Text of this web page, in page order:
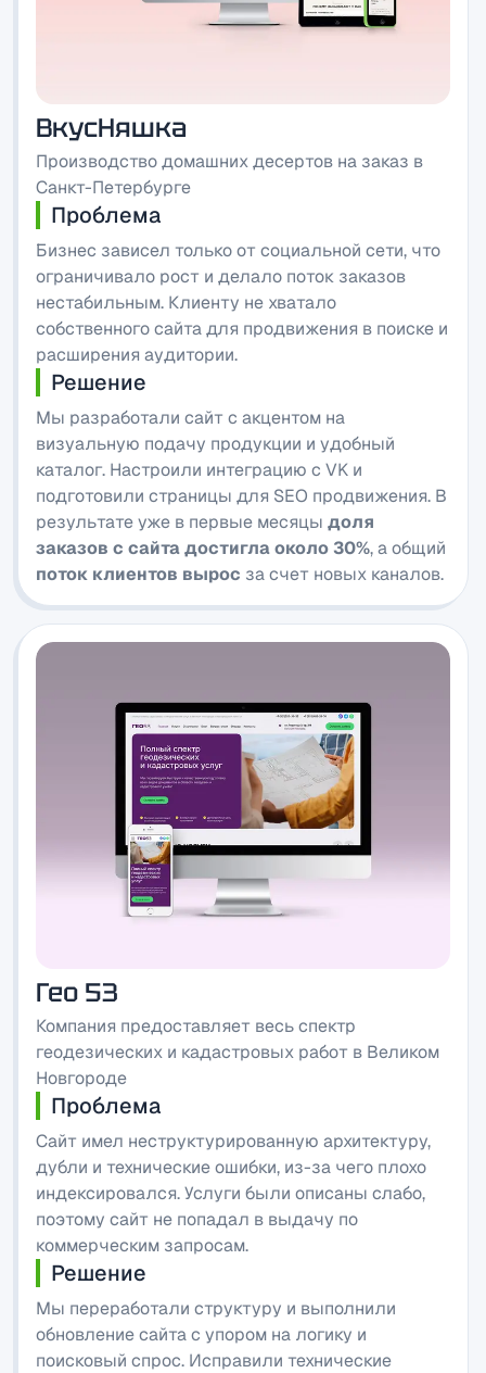
ВкусНяшка
Производство домашних десертов на заказ в
Санкт-Петербурге
Проблема
Бизнес зависел только от социальной сети, что
ограничивало рост и делало поток заказов
нестабильным. Клиенту не хватало
собственного сайта для продвижения в поиске и
расширения аудитории.
Решение
Мы разработали сайт с акцентом на
визуальную подачу продукции и удобный
каталог. Настроили интеграцию с VK и
подготовили страницы для SEO продвижения. В
результате уже в первые месяцы доля
заказов с сайта достигла около 30%, а общий
поток клиентов вырос за счет новых каналов.
Гео 53
Компания предоставляет весь спектр
геодезических и кадастровых работ в Великом
Новгороде
Проблема
Сайт имел неструктурированную архитектуру,
дубли и технические ошибки, из-за чего плохо
индексировался. Услуги были описаны слабо,
поэтому сайт не попадал в выдачу по
коммерческим запросам.
Решение
Мы переработали структуру и выполнили
обновление сайта с упором на логику и
поисковый спрос. Исправили технические